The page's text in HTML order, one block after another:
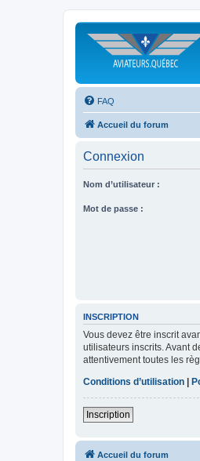
FAQ
Accueil du forum
Connexion
Nom d’utilisateur :
Mot de passe :
INSCRIPTION
Vous devez être inscrit
utilisateurs inscrits. Avant
attentivement toutes les
Conditions d’utilisation
Inscription
Accueil du forum